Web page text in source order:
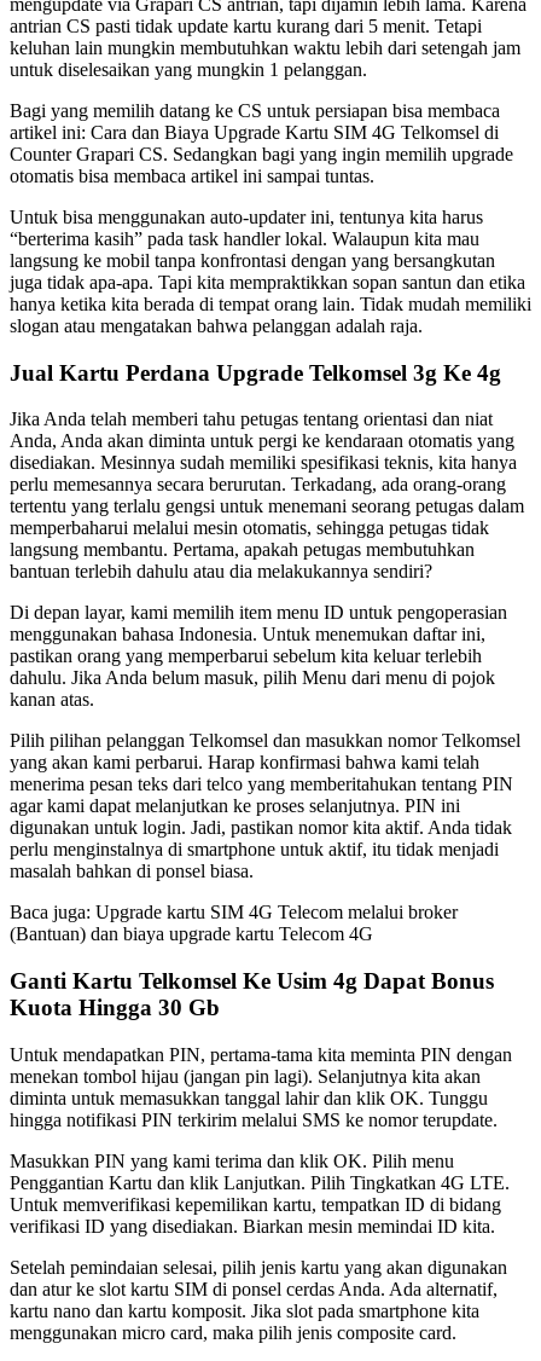
antrian CS pasti tidak update kartu kurang dari 5 menit. Tetapi
keluhan lain mungkin membutuhkan waktu lebih dari setengah jam
untuk diselesaikan yang mungkin 1 pelanggan.
Bagi yang memilih datang ke CS untuk persiapan bisa membaca
artikel ini: Cara dan Biaya Upgrade Kartu SIM 4G Telkomsel di
Counter Grapari CS. Sedangkan bagi yang ingin memilih upgrade
otomatis bisa membaca artikel ini sampai tuntas.
Untuk bisa menggunakan auto-updater ini, tentunya kita harus
“berterima kasih” pada task handler lokal. Walaupun kita mau
langsung ke mobil tanpa konfrontasi dengan yang bersangkutan
juga tidak apa-apa. Tapi kita mempraktikkan sopan santun dan etika
hanya ketika kita berada di tempat orang lain. Tidak mudah memiliki
slogan atau mengatakan bahwa pelanggan adalah raja.
Jual Kartu Perdana Upgrade Telkomsel 3g Ke 4g
Jika Anda telah memberi tahu petugas tentang orientasi dan niat
Anda, Anda akan diminta untuk pergi ke kendaraan otomatis yang
disediakan. Mesinnya sudah memiliki spesifikasi teknis, kita hanya
perlu memesannya secara berurutan. Terkadang, ada orang-orang
tertentu yang terlalu gengsi untuk menemani seorang petugas dalam
memperbaharui melalui mesin otomatis, sehingga petugas tidak
langsung membantu. Pertama, apakah petugas membutuhkan
bantuan terlebih dahulu atau dia melakukannya sendiri?
Di depan layar, kami memilih item menu ID untuk pengoperasian
menggunakan bahasa Indonesia. Untuk menemukan daftar ini,
pastikan orang yang memperbarui sebelum kita keluar terlebih
dahulu. Jika Anda belum masuk, pilih Menu dari menu di pojok
kanan atas.
Pilih pilihan pelanggan Telkomsel dan masukkan nomor Telkomsel
yang akan kami perbarui. Harap konfirmasi bahwa kami telah
menerima pesan teks dari telco yang memberitahukan tentang PIN
agar kami dapat melanjutkan ke proses selanjutnya. PIN ini
digunakan untuk login. Jadi, pastikan nomor kita aktif. Anda tidak
perlu menginstalnya di smartphone untuk aktif, itu tidak menjadi
masalah bahkan di ponsel biasa.
Baca juga: Upgrade kartu SIM 4G Telecom melalui broker
(Bantuan) dan biaya upgrade kartu Telecom 4G
Ganti Kartu Telkomsel Ke Usim 4g Dapat Bonus
Kuota Hingga 30 Gb
Untuk mendapatkan PIN, pertama-tama kita meminta PIN dengan
menekan tombol hijau (jangan pin lagi). Selanjutnya kita akan
diminta untuk memasukkan tanggal lahir dan klik OK. Tunggu
hingga notifikasi PIN terkirim melalui SMS ke nomor terupdate.
Masukkan PIN yang kami terima dan klik OK. Pilih menu
Penggantian Kartu dan klik Lanjutkan. Pilih Tingkatkan 4G LTE.
Untuk memverifikasi kepemilikan kartu, tempatkan ID di bidang
verifikasi ID yang disediakan. Biarkan mesin memindai ID kita.
Setelah pemindaian selesai, pilih jenis kartu yang akan digunakan
dan atur ke slot kartu SIM di ponsel cerdas Anda. Ada alternatif,
kartu nano dan kartu komposit. Jika slot pada smartphone kita
menggunakan micro card, maka pilih jenis composite card.